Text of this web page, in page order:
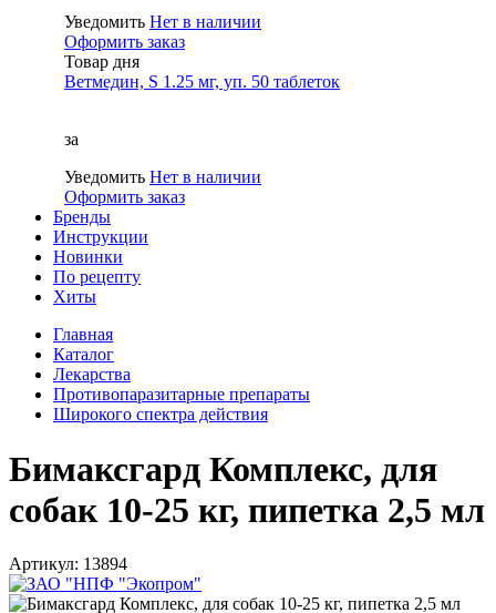
Уведомить Нет в наличии
Оформить заказ
Товар дня
Ветмедин, S 1.25 мг, уп. 50 таблеток
за
Уведомить Нет в наличии
Оформить заказ
Бренды
Инструкции
Новинки
По рецепту
Хиты
Главная
Каталог
Лекарства
Противопаразитарные препараты
Широкого спектра действия
Бимаксгард Комплекс, для
собак 10-25 кг, пипетка 2,5 мл
Артикул: 13894